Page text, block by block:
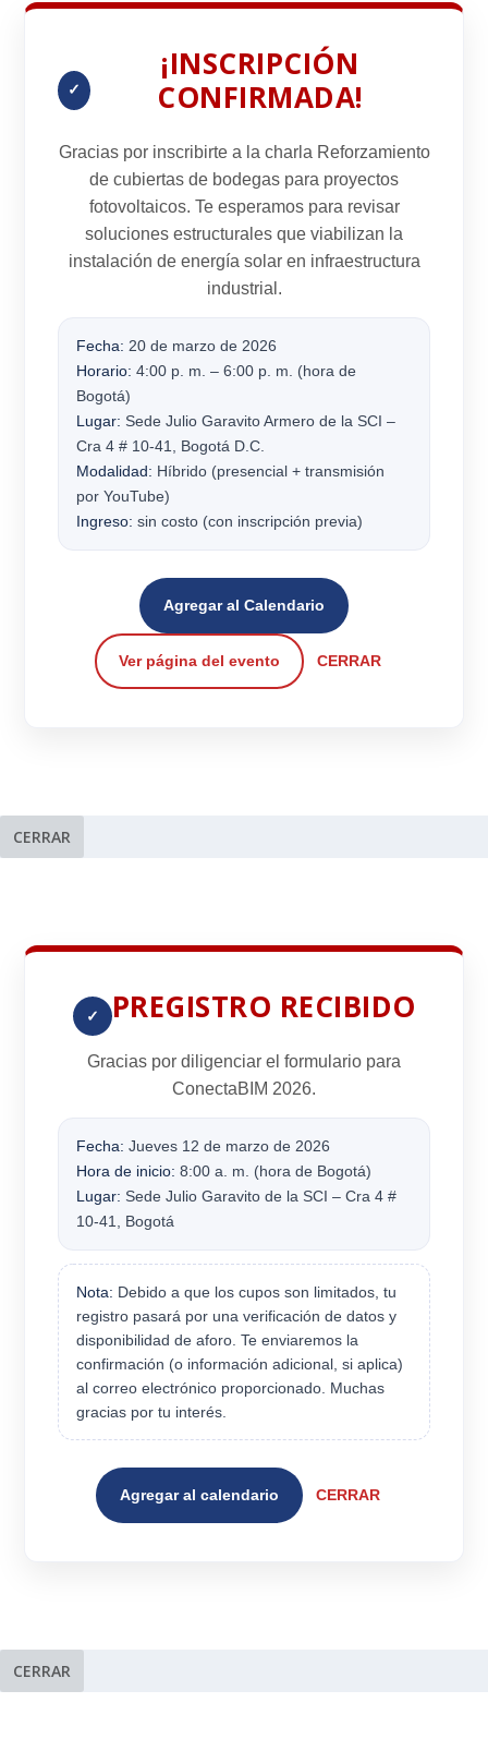
✓
¡INSCRIPCIÓN
CONFIRMADA!
Gracias por inscribirte a la charla Reforzamiento
de cubiertas de bodegas para proyectos
fotovoltaicos. Te esperamos para revisar
soluciones estructurales que viabilizan la
instalación de energía solar en infraestructura
industrial.
Fecha: 20 de marzo de 2026
Horario: 4:00 p. m. – 6:00 p. m. (hora de
Bogotá)
Lugar: Sede Julio Garavito Armero de la SCI –
Cra 4 # 10-41, Bogotá D.C.
Modalidad: Híbrido (presencial + transmisión
por YouTube)
Ingreso: sin costo (con inscripción previa)
Agregar al Calendario
Ver página del evento CERRAR
CERRAR
✓ PREGISTRO RECIBIDO
Gracias por diligenciar el formulario para
ConectaBIM 2026.
Fecha: Jueves 12 de marzo de 2026
Hora de inicio: 8:00 a. m. (hora de Bogotá)
Lugar: Sede Julio Garavito de la SCI – Cra 4 #
10-41, Bogotá
Nota: Debido a que los cupos son limitados, tu
registro pasará por una verificación de datos y
disponibilidad de aforo. Te enviaremos la
confirmación (o información adicional, si aplica)
al correo electrónico proporcionado. Muchas
gracias por tu interés.
Agregar al calendario CERRAR
CERRAR